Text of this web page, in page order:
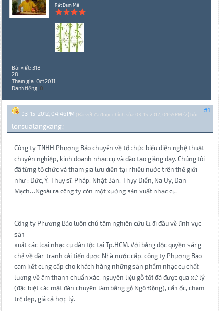
Rất Đam Mê
Bài viết: 318
28
Tham gia: Oct 2011
Danh tiếng: 0
#1
03-15-2012, 04:46 PM (Bài viết đã được chỉnh sửa: 03-15-2012, 04:55 PM {2} bởi
lonsualangxang.)
Công ty TNHH Phương Bảo chuyên về tổ chức biểu diễn nghệ thuật
chuyên nghiệp, kinh doanh nhạc cụ và đào tạo giảng dạy. Chúng tôi
đã từng tổ chức và tham gia lưu diễn tại nhiều nước trên thế giới
như : Đức, Ý, Thụy sĩ, Pháp, Nhật Bản, Thụy Điển, Na Uy, Đan
Mạch…Ngoài ra công ty còn một xưởng sản xuất nhạc cụ.
Công ty Phương Bảo luôn chú tâm nghiên cứu & đi đầu về lĩnh vực
sản
xuất các loại nhạc cụ dân tộc tại Tp.HCM. Với bằng độc quyền sáng
chế về đàn tranh cải tiến được Nhà nước cấp, công ty Phương Bảo
cam kết cung cấp cho khách hàng những sản phẩm nhạc cụ chất
lượng về âm thanh chuẩn xác, nguyên liệu gỗ tốt đã được qua xử lý
(đặc biệt các mặt đàn chuyên làm bằng gỗ Ngô Đồng), cẩn ốc, chạm
trổ đẹp, giá cả hợp lý.